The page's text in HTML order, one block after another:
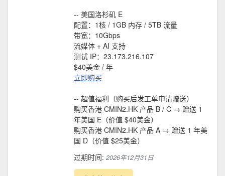
-- 美国洛杉矶 E
配置：1核 / 1GB 内存 / 5TB 流量
带宽：10Gbps
流媒体 + AI 支持
测试 IP：23.173.216.107
$40美金 / 年
立即购买
-- 超值福利（购买后发工单申请赠送）
购买香港 CMIN2.HK 产品 B / C → 赠送 1
年美国 E（价值 $40美金）
购买香港 CMIN2.HK 产品 A → 赠送 1 年美
国 D（价值 $25美金）
过期时间: 2026年12月31日